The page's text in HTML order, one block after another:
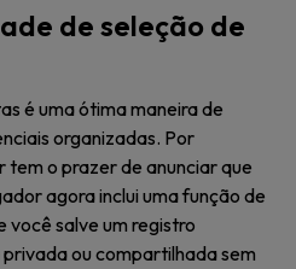
de seleção de
é uma ótima maneira de
organizadas. Por
o prazer de anunciar que
agora inclui uma função de
você salve um registro
ou compartilhada sem